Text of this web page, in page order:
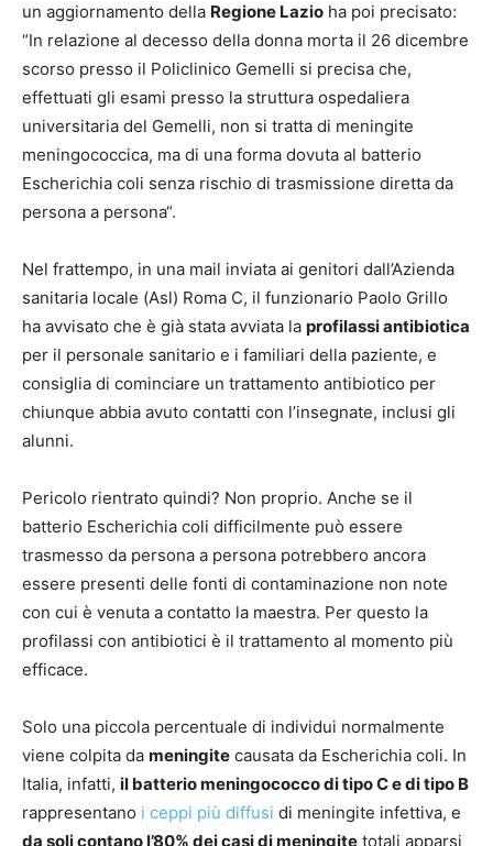
un aggiornamento della Regione Lazio ha poi precisato:
“In relazione al decesso della donna morta il 26 dicembre
scorso presso il Policlinico Gemelli si precisa che,
effettuati gli esami presso la struttura ospedaliera
universitaria del Gemelli, non si tratta di meningite
meningococcica, ma di una forma dovuta al batterio
Escherichia coli senza rischio di trasmissione diretta da
persona a persona“.
Nel frattempo, in una mail inviata ai genitori dall’Azienda
sanitaria locale (Asl) Roma C, il funzionario Paolo Grillo
ha avvisato che è già stata avviata la profilassi antibiotica
per il personale sanitario e i familiari della paziente, e
consiglia di cominciare un trattamento antibiotico per
chiunque abbia avuto contatti con l’insegnate, inclusi gli
alunni.
Pericolo rientrato quindi? Non proprio. Anche se il
batterio Escherichia coli difficilmente può essere
trasmesso da persona a persona potrebbero ancora
essere presenti delle fonti di contaminazione non note
con cui è venuta a contatto la maestra. Per questo la
profilassi con antibiotici è il trattamento al momento più
efficace.
Solo una piccola percentuale di individui normalmente
viene colpita da meningite causata da Escherichia coli. In
Italia, infatti, il batterio meningococco di tipo C e di tipo B
rappresentano i ceppi più diffusi di meningite infettiva, e
da soli contano l’80% dei casi di meningite totali apparsi